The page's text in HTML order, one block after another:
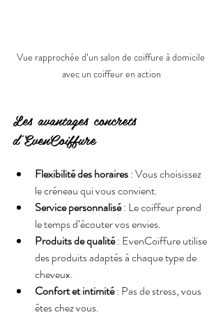
Vue rapprochée d’un salon de coiffure à domicile
avec un coiffeur en action
Les avantages concrets
d’EvenCoiffure
Flexibilité des horaires : Vous choisissez
le créneau qui vous convient.
Service personnalisé : Le coiffeur prend
le temps d’écouter vos envies.
Produits de qualité : EvenCoiffure utilise
des produits adaptés à chaque type de
cheveux.
Confort et intimité : Pas de stress, vous
êtes chez vous.